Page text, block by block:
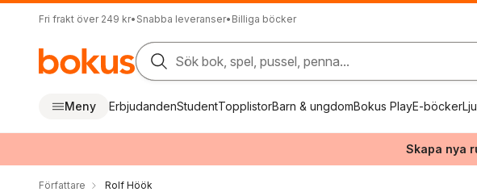
Fri frakt över 249 kr• Snabba leveranser• Billiga böcker
Sök bok, spel, pussel, penna...
Meny ErbjudandenStudentTopplistorBarn & ungdomBokus PlayE-böcker
Skapa nya
Författare Rolf Höök